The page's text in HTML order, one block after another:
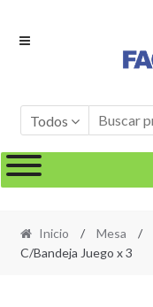
Ir
Ir
Todos
Inicio / Mesa /
C/Bandeja Juego x 3